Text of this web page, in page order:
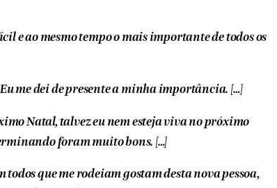
e ao mesmo tempo o mais importante de todos os
me dei de presente a minha importância. […]
Natal, talvez eu nem esteja viva no próximo
foram muito bons. […]
todos que me rodeiam gostam desta nova pessoa,